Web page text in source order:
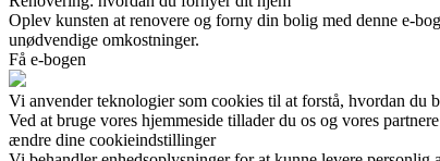
Oplev kunsten at renovere og forny din bolig med denne e-
unødvendige omkostninger.
Få e-bogen
Vi anvender teknologier som cookies til at forstå, hvordan du
Ved at bruge vores hjemmeside tillader du os og vores
ændre dine cookieindstillinger